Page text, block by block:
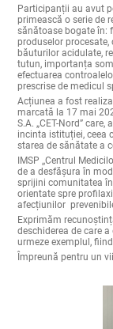
Participanții au avut
primească o serie de
sănătoase bogate în:
produselor procesate,
băuturilor acidulate,
tutun, importanța
efectuarea
prescrise de medicul
Acțiunea a fost
marcată la 17 mai
S.A. „CET-Nord”
incinta istituției, ceea
starea de sănătate a
IMSP ,,Centrul
de a desfășura în
sprijini comunitatea
orientate spre
afecțiunilor
Exprimăm
deschiderea de care
urmeze exemplul,
Împreună pentru un